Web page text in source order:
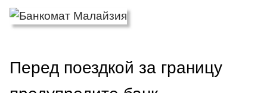
Перед поездкой за границу